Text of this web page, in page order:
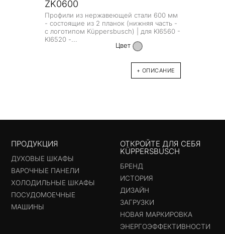
ZK0600
Профили из нержавеющей стали 600 мм
- состоящие из 2 планок (нижняя часть -
с логотипом Küppersbusch) | для KI6560 -
KI6520 -...
Цвет
+ ОПИСАНИЕ
ПРОДУКЦИЯ
ДУХОВЫЕ ШКАФЫ
ВАРОЧНЫЕ ПАНЕЛИ
ХОЛОДИЛЬНЫЕ ШКАФЫ
ПОСУДОМОЕЧНЫЕ
МАШИНЫ
ОТКРОЙТЕ ДЛЯ СЕБЯ
KÜPPERSBUSCH
БРЕНД
ИСТОРИЯ
ДИЗАЙН
ЗАГРУЗКИ
НОВАЯ МАРКИРОВКА
ЭНЕРГОЭФФЕКТИВНОСТИ